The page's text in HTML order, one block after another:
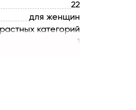
22
для женщин
категорий
1